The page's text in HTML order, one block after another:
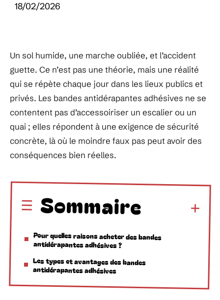
18/02/2026
Un sol humide, une marche oubliée, et l’accident
guette. Ce n’est pas une théorie, mais une réalité
qui se répète chaque jour dans les lieux publics et
privés. Les bandes antidérapantes adhésives ne se
contentent pas d’accessoiriser un escalier ou un
quai ; elles répondent à une exigence de sécurité
concrète, là où le moindre faux pas peut avoir des
conséquences bien réelles.
Sommaire
Pour quelles raisons acheter des bandes
antidérapantes adhésives ?
Les types et avantages des bandes
antidérapantes adhésives